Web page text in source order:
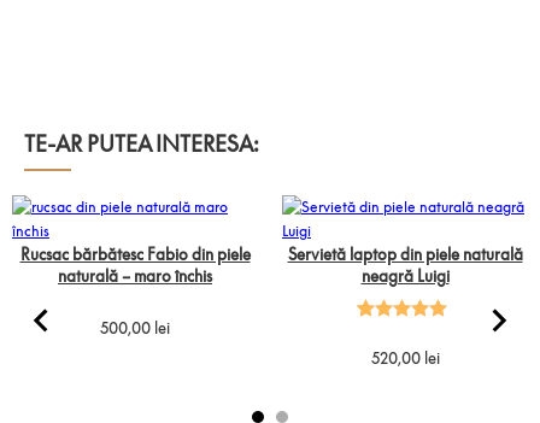
TE-AR PUTEA INTERESA:
Rucsac bărbătesc Fabio din piele
naturală – maro închis
500,00 lei
Servietă laptop din piele naturală
neagră Luigi
pe baza a
520,00 lei